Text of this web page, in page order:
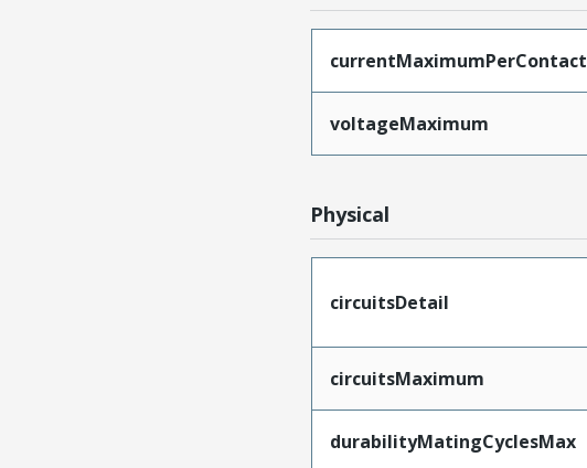
currentMaximumPerContact
voltageMaximum
Physical
circuitsDetail
circuitsMaximum
durabilityMatingCyclesMax